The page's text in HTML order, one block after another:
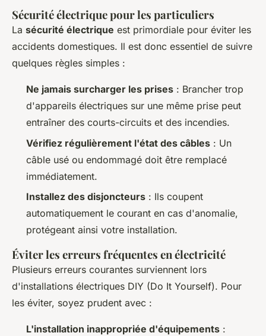
Sécurité électrique pour les particuliers
La sécurité électrique est primordiale pour éviter les
accidents domestiques. Il est donc essentiel de suivre
quelques règles simples :
Ne jamais surcharger les prises : Brancher trop
d'appareils électriques sur une même prise peut
entraîner des courts-circuits et des incendies.
Vérifiez régulièrement l'état des câbles : Un
câble usé ou endommagé doit être remplacé
immédiatement.
Installez des disjoncteurs : Ils coupent
automatiquement le courant en cas d'anomalie,
protégeant ainsi votre installation.
Éviter les erreurs fréquentes en électricité
Plusieurs erreurs courantes surviennent lors
d'installations électriques DIY (Do It Yourself). Pour
les éviter, soyez prudent avec :
L'installation inappropriée d'équipements :